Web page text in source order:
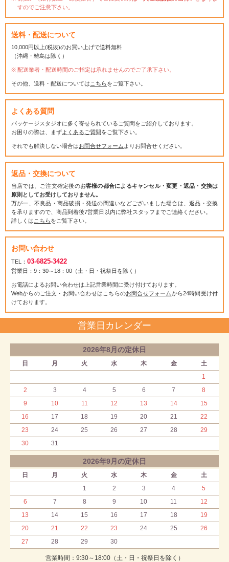
すのでご注意下さい。
送料・配送について
10,000円以上(税抜)のお買い上げで送料無料
（沖縄・離島は除く）
配送業者・配送時間のご指定は承れませんのでご了承下さい。
その他、送料・配送については こちらをご覧下さい。
よくある質問
パッケージスタジオに多く寄せられているご質問をご紹介しております。
お困りの際は、まずよくあるご質問をご覧下さい。
それでも解決しない場合はお問合せフォーム よりお問合せください。
返品・交換について
当店では、ご注文確定後のお客様の都合によるキャンセル・変更・返品・交換は
原則としてお受けしておりません。
万が一、不良品・商品破損・発送の間違いなどございました場合は、返品・交換
を承りますので、商品到着後7営業日以内に弊社スタッフまでご連絡ください。
詳しくは こちらをご覧下さい。
お問い合わせ
TEL： 03-6825-3422
営業日：9：30～18：00（土・日・祝祭日を除く）
お電話によるお問い合わせは上記営業時間に受け付けております。
Webからのご注文・お問い合わせはこちらのお問合せフォームから24時間受け付
けております。
営業日カレンダー
2026年8月の定休日
日 月 火 水 木 金
土
1
2
3 4 5 6 7
8
9
10 11 12 13 14
15
16
17 18 19 20 21
22
23
24 25 26 27 28
29
30
31
2026年9月の定休日
日 月 火 水 木 金
土
1
2 3 4
5
6
7 8 9 10 11
12
13
14 15 16 17 18
19
20
21 22 23 24 25
26
27
28 29 30
営業時間：9:30～18:00（土・日・祝祭日を除く）